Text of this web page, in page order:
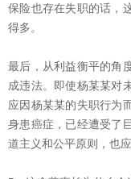
保险也存在失职的话，
得多。
最后，从利益衡平的角
成违法。即使杨某某对
应因杨某某的失职行为
身患癌症，已经遭受了
道主义和公平原则，也